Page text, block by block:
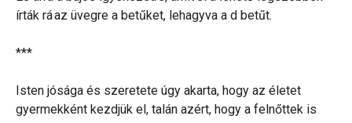
írták rá az üvegre a betűket, lehagyva a d betűt.
***
Isten jósága és szeretete úgy akarta, hogy az életet
gyermekként kezdjük el, talán azért, hogy a felnőttek is